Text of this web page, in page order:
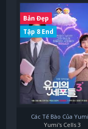
Bản Đẹp
Tập 8 End
Các Tế Bào Của
Yumi's Cells 3